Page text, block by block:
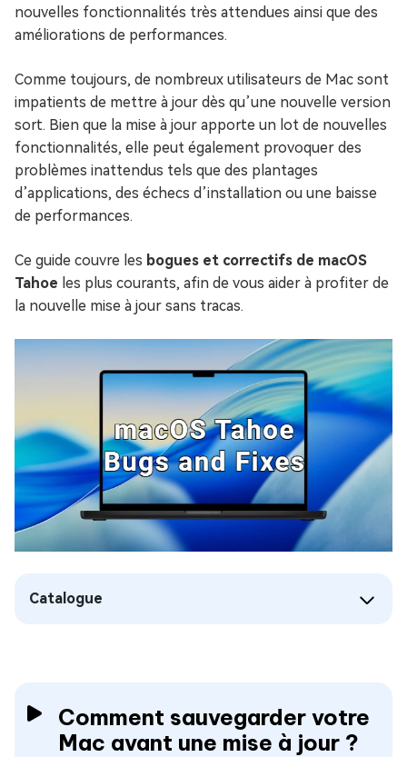
nouvelles fonctionnalités très attendues ainsi que des
améliorations de performances.
Comme toujours, de nombreux utilisateurs de Mac sont
impatients de mettre à jour dès qu’une nouvelle version
sort. Bien que la mise à jour apporte un lot de nouvelles
fonctionnalités, elle peut également provoquer des
problèmes inattendus tels que des plantages
d’applications, des échecs d’installation ou une baisse
de performances.
Ce guide couvre les bogues et correctifs de macOS
Tahoe les plus courants, afin de vous aider à profiter de
la nouvelle mise à jour sans tracas.
Catalogue
Comment sauvegarder votre
Mac avant une mise à jour ?